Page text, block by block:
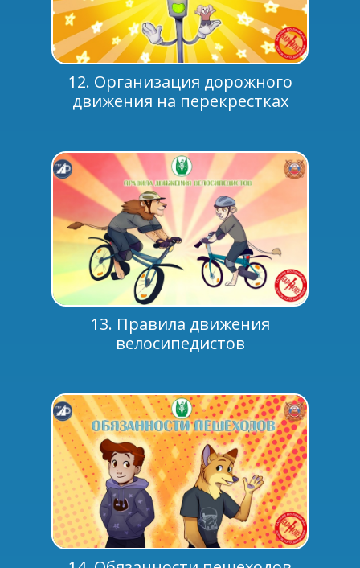
12. Организация дорожного
движения на перекрестках
13. Правила движения
велосипедистов